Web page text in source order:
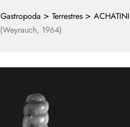
Gastropoda > Terrestres >
(Weyrauch, 1964)